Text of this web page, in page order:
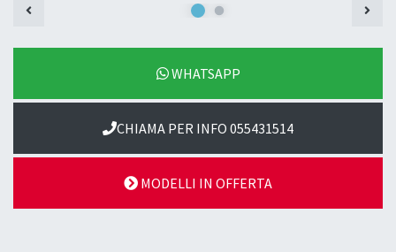
WHATSAPP
CHIAMA PER INFO 055431514
MODELLI IN OFFERTA